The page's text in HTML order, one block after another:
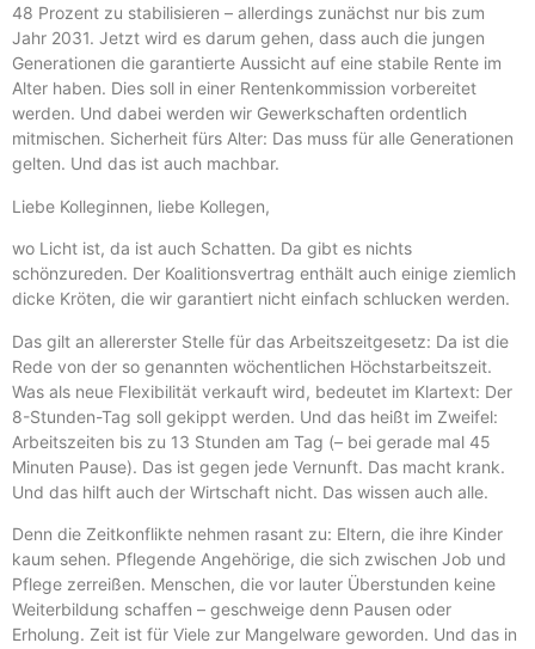
48 Prozent zu stabilisieren – allerdings zunächst nur bis zum
Jahr 2031. Jetzt wird es darum gehen, dass auch die jungen
Generationen die garantierte Aussicht auf eine stabile Rente im
Alter haben. Dies soll in einer Rentenkommission vorbereitet
werden. Und dabei werden wir Gewerkschaften ordentlich
mitmischen. Sicherheit fürs Alter: Das muss für alle Generationen
gelten. Und das ist auch machbar.
Liebe Kolleginnen, liebe Kollegen,
wo Licht ist, da ist auch Schatten. Da gibt es nichts
schönzureden. Der Koalitionsvertrag enthält auch einige ziemlich
dicke Kröten, die wir garantiert nicht einfach schlucken werden.
Das gilt an allererster Stelle für das Arbeitszeitgesetz: Da ist die
Rede von der so genannten wöchentlichen Höchstarbeitszeit.
Was als neue Flexibilität verkauft wird, bedeutet im Klartext: Der
8-Stunden-Tag soll gekippt werden. Und das heißt im Zweifel:
Arbeitszeiten bis zu 13 Stunden am Tag (– bei gerade mal 45
Minuten Pause). Das ist gegen jede Vernunft. Das macht krank.
Und das hilft auch der Wirtschaft nicht. Das wissen auch alle.
Denn die Zeitkonflikte nehmen rasant zu: Eltern, die ihre Kinder
kaum sehen. Pflegende Angehörige, die sich zwischen Job und
Pflege zerreißen. Menschen, die vor lauter Überstunden keine
Weiterbildung schaffen – geschweige denn Pausen oder
Erholung. Zeit ist für Viele zur Mangelware geworden. Und das in